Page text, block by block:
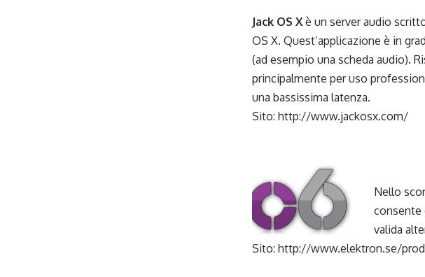
Jack OS Xè un server audio
OS X. Quest’applicazione è in
(ad esempio una scheda audio).
principalmente per uso
una bassissima latenza.
Sito: http://www.jackosx.com/
Nello
consente
valida
Sito: http://www.elektron.se/